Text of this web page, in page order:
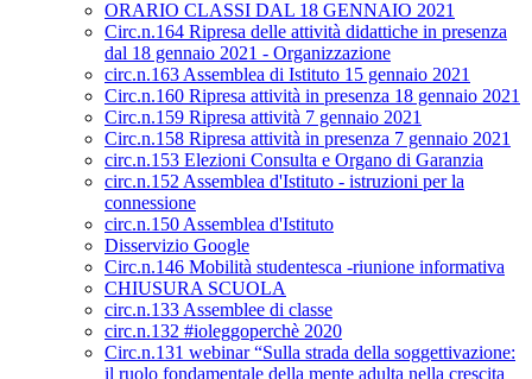
ORARIO CLASSI DAL 18 GENNAIO 2021
Circ.n.164 Ripresa delle attività didattiche in presenza
dal 18 gennaio 2021 - Organizzazione
circ.n.163 Assemblea di Istituto 15 gennaio 2021
Circ.n.160 Ripresa attività in presenza 18 gennaio 2021
Circ.n.159 Ripresa attività 7 gennaio 2021
Circ.n.158 Ripresa attività in presenza 7 gennaio 2021
circ.n.153 Elezioni Consulta e Organo di Garanzia
circ.n.152 Assemblea d'Istituto - istruzioni per la
connessione
circ.n.150 Assemblea d'Istituto
Disservizio Google
Circ.n.146 Mobilità studentesca -riunione informativa
CHIUSURA SCUOLA
circ.n.133 Assemblee di classe
circ.n.132 #ioleggoperchè 2020
Circ.n.131 webinar “Sulla strada della soggettivazione:
il ruolo fondamentale della mente adulta nella crescita